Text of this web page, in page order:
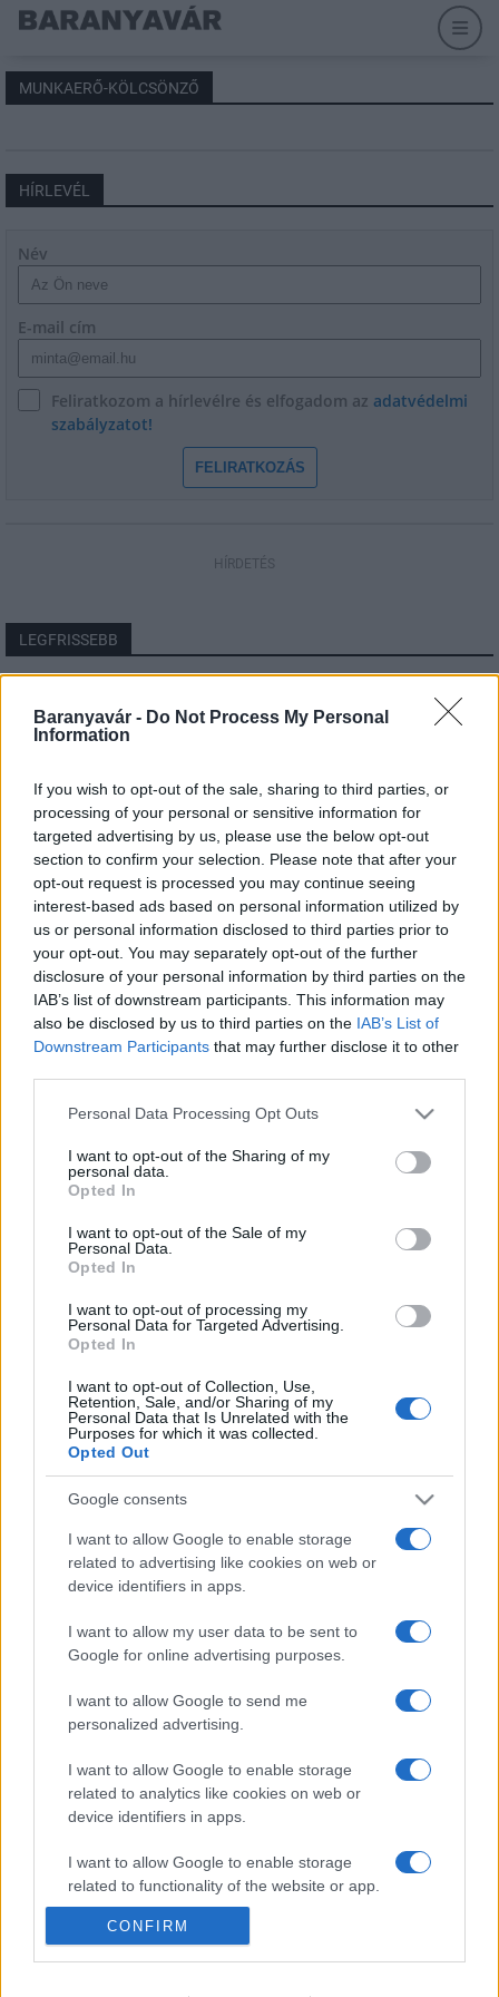
Baranyavár - Do Not Process My Personal
Information
If you wish to opt-out of the sale, sharing to third parties, or
processing of your personal or sensitive information for
targeted advertising by us, please use the below opt-out
section to confirm your selection. Please note that after your
opt-out request is processed you may continue seeing
interest-based ads based on personal information utilized by
us or personal information disclosed to third parties prior to
your opt-out. You may separately opt-out of the further
disclosure of your personal information by third parties on the
IAB’s list of downstream participants. This information may
also be disclosed by us to third parties on the IAB’s List of
Downstream Participants that may further disclose it to other
Please note that this website/app uses one or more Google
not limited to your visit or usage behaviour. You may click to
grant or deny consent to Google and its third-party tags to
use your data for below specified purposes in below Google
consent section.
Personal Data Processing Opt Outs
I want to opt-out of the Sharing of my
personal data.
Opted In
I want to opt-out of the Sale of my
Personal Data.
Opted In
I want to opt-out of processing my
Personal Data for Targeted Advertising.
Opted In
I want to opt-out of Collection, Use,
Retention, Sale, and/or Sharing of my
Personal Data that Is Unrelated with the
Purposes for which it was collected.
Opted Out
Google consents
I want to allow Google to enable storage
related to advertising like cookies on web or
device identifiers in apps.
I want to allow my user data to be sent to
Google for online advertising purposes.
I want to allow Google to send me
personalized advertising.
I want to allow Google to enable storage
related to analytics like cookies on web or
device identifiers in apps.
I want to allow Google to enable storage
related to functionality of the website or app.
I want to allow Google to enable storage
CONFIRM
MUNKAERŐ-KÖLCSÖNZŐ
HÍRLEVÉL
Név
E-mail cím
Feliratkozom a hírlevélre és elfogadom az adatvédelmi
szabályzatot!
FELIRATKOZÁS
HÍRDETÉS
LEGFRISSEBB
Szakirányú továbbképzésekkel segíti
Országos hírek
A lakosságra is fontos szerep hárul a
szúnyoginvázió elkerülésében
Országos hírek
Itt az ÉVOSZ megoldása a hőhullámok és
az energiakrízis kezelésére
HÍRDETÉS
LEGOLVASOTTABB
Az év eddigi legmelegebb napja volt a
vasárnapi
A lakosságra is fontos szerep hárul a
szúnyoginvázió elkerülésében
Túlfogyasztás napja - július 30-ra
felhasználta az emberiség a Föld egész
évre elegendő erőforrásait
KIEMELT
Szakirányú továbbképzésekkel segíti
idén is a társadalmi kihívások
leküzdését a Gál Ferenc Egyetem